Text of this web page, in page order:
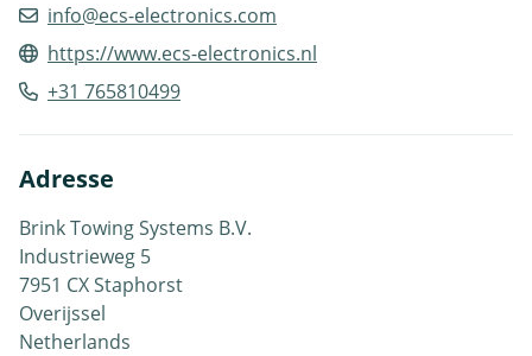
info@ecs-electronics.com
https://www.ecs-electronics.nl
+31 765810499
Adresse
Brink Towing Systems B.V.
Industrieweg 5
7951 CX Staphorst
Overijssel
Netherlands